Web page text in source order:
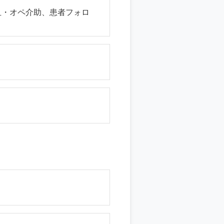
オペ介助、患者フォロ